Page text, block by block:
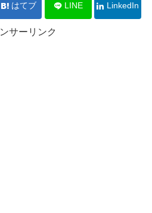
はてブ LINE LinkedIn
サーリンク